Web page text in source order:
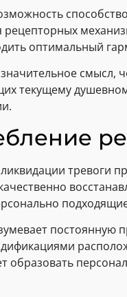
оптимальный
текущему
тревоги
постоянную
образовать